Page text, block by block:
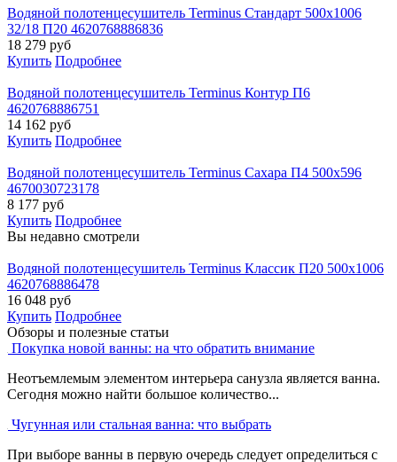
Водяной полотенцесушитель Terminus Стандарт 500x1006
32/18 П20 4620768886836
18 279 руб
Купить Подробнее
Водяной полотенцесушитель Terminus Контур П6
4620768886751
14 162 руб
Купить Подробнее
Водяной полотенцесушитель Terminus Сахара П4 500х596
4670030723178
8 177 руб
Купить Подробнее
Вы недавно смотрели
Водяной полотенцесушитель Terminus Классик П20 500х1006
4620768886478
16 048 руб
Купить Подробнее
Обзоры и полезные статьи
Покупка новой ванны: на что обратить внимание
Неотъемлемым элементом интерьера санузла является ванна.
Сегодня можно найти большое количество...
Чугунная или стальная ванна: что выбрать
При выборе ванны в первую очередь следует определиться с